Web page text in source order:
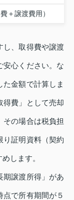
＋譲渡費用）
し、取得費や譲渡
安心ください。な
金額で計算しま
得費」として売却
その場合は税負担
り証明資料（契約
します。
期譲渡所得」があ
点で所有期間が５